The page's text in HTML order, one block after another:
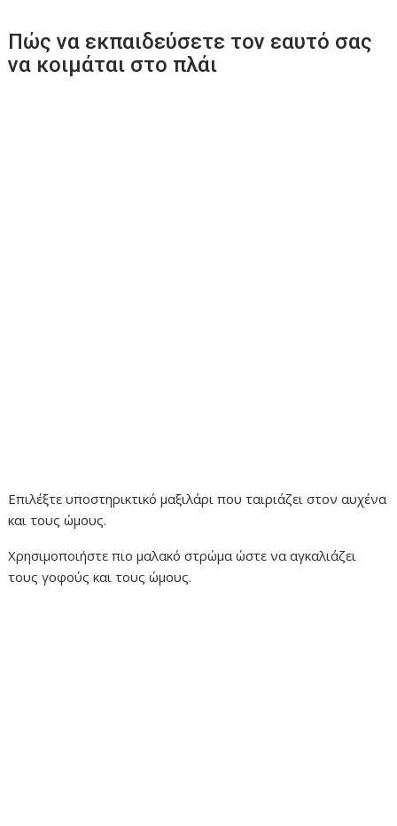
Πώς να εκπαιδεύσετε τον εαυτό σας
να κοιμάται στο πλάι
Επιλέξτε υποστηρικτικό μαξιλάρι που ταιριάζει στον αυχένα
και τους ώμους.
Χρησιμοποιήστε πιο μαλακό στρώμα ώστε να αγκαλιάζει
τους γοφούς και τους ώμους.